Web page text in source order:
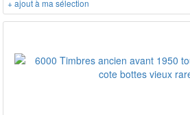
+ ajout à ma sélection